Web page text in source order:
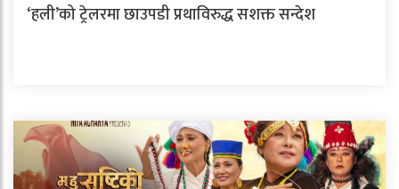
‘हली’को ट्रेलरमा छाउपडी प्रथाविरुद्ध सशक्त सन्देश